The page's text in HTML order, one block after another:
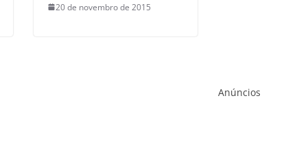
20 de novembro de 2015
Anúncios